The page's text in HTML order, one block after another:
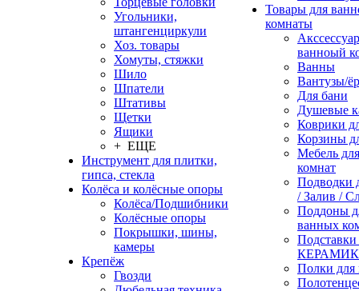
Угольники,
штангенциркули
Хоз. товары
Хомуты, стяжки
Шило
Шпатели
Штативы
Щетки
Ящики
+ ЕЩЕ
Инструмент для плитки,
гипса, стекла
Колёса и колёсные опоры
Колёса/Подшибники
Колёсные опоры
Покрышки, шины,
камеры
Крепёж
Гвозди
Товары для
комнаты
ванноый
Ванны
Вантузы/
Для бани
Душевые
Коврики
Корзины
Мебель
комнат
Подводки
/ Залив /
Поддоны
ванных
Полки для